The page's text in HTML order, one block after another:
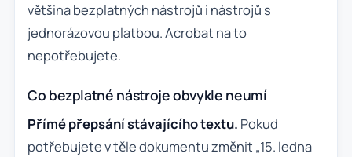
většina bezplatných nástrojů i nástrojů s
jednorázovou platbou. Acrobat na to
nepotřebujete.
Co bezplatné nástroje obvykle neumí
Přímé přepsání stávajícího textu. Pokud
potřebujete v těle dokumentu změnit „15. ledna